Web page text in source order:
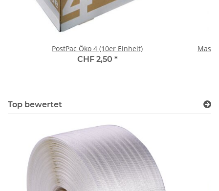
PostPac Öko 4 (10er Einheit)
CHF 2,50 *
Top bewertet